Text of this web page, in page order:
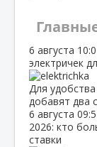
6 августа
электричек
Для
добавят два
6 августа
2026: кто
ставки